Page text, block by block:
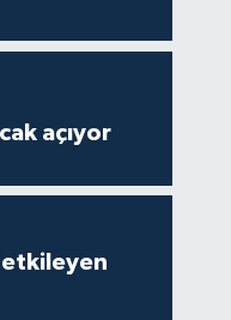
açıyor